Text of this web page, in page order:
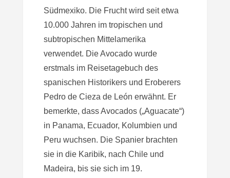
Südmexiko. Die Frucht wird seit etwa
10.000 Jahren im tropischen und
subtropischen Mittelamerika
verwendet. Die Avocado wurde
erstmals im Reisetagebuch des
spanischen Historikers und Eroberers
Pedro de Cieza de León erwähnt. Er
bemerkte, dass Avocados („Aguacate“)
in Panama, Ecuador, Kolumbien und
Peru wuchsen. Die Spanier brachten
sie in die Karibik, nach Chile und
Madeira, bis sie sich im 19.